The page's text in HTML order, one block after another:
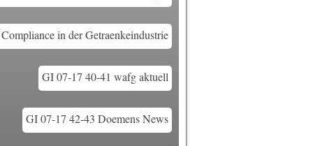
in der Getraenkeindustrie
GI 07-17 40-41 wafg aktuell
GI 07-17 42-43 Doemens News